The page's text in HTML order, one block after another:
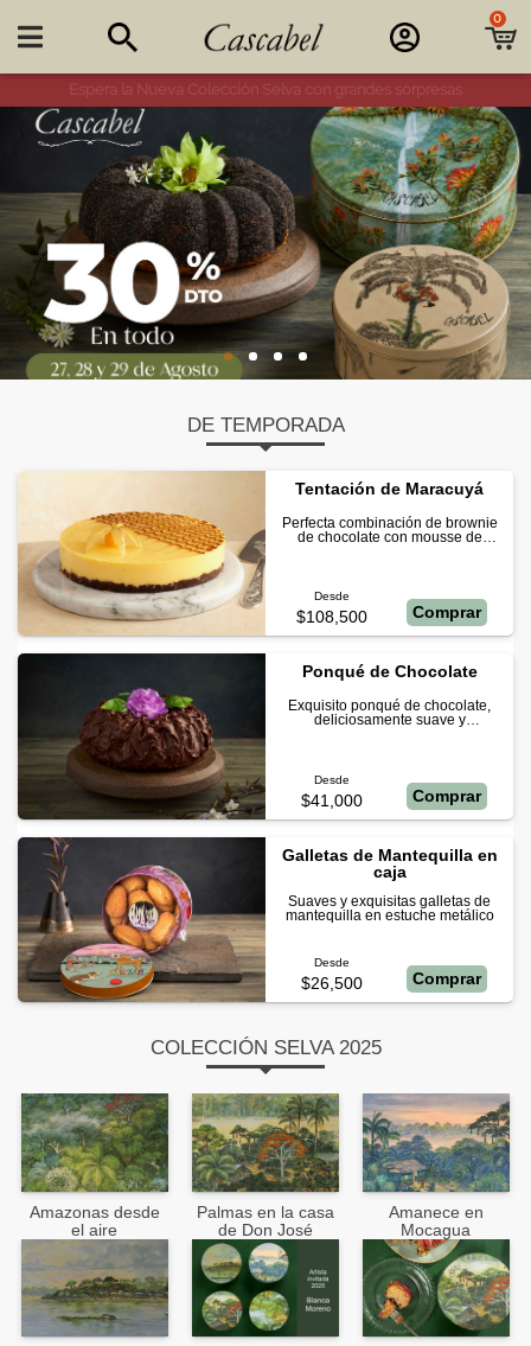

0
25% de descuento en combos de sal y dulce
DE TEMPORADA
Tentación de Maracuyá
Perfecta combinación de brownie
de chocolate con mousse de
Desde
$108,500 Comprar
Ponqué de Chocolate
Exquisito ponqué de chocolate,
deliciosamente suave y
Desde
$41,000 Comprar
Galletas de Mantequilla en
caja
Suaves y exquisitas galletas de
mantequilla en estuche metálico
Desde
$26,500 Comprar
COLECCIÓN SELVA 2025
Amazonas desde
el aire
Palmas en la casa
de Don José
Amanece en
Mocagua